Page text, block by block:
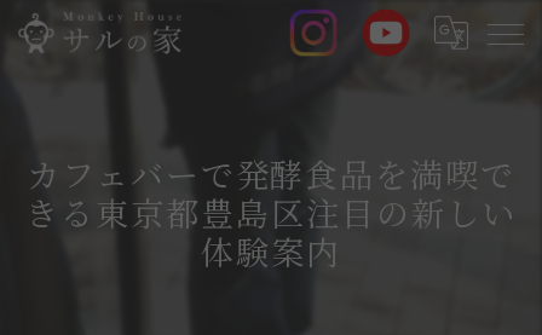
カフェバーで発酵食品を満喫で
きる東京都豊島区注目の新しい
体験案内